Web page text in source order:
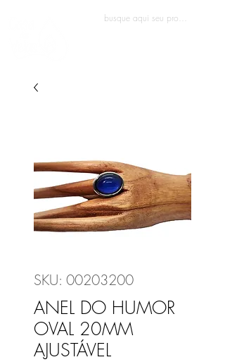
SKU: 00203200
ANEL DO HUMOR
OVAL 20MM
AJUSTÁVEL